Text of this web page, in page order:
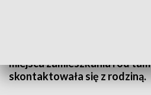
miejsca zamieszkania i od
skontaktowała się z rodziną.